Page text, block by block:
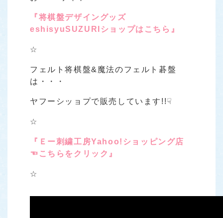
『将棋盤デザイングッズ
eshisyuSUZURIショップはこちら』
☆
フェルト将棋盤&魔法のフェルト碁盤
は・・・
ヤフーシッョプで販売しています!!☟
☆
『Ｅー刺繍工房Yahoo!ショッピング店
☜こちらをクリック』
☆